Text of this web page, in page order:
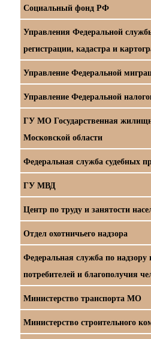
Социальный фонд РФ
Управления Федеральной
регистрации, кадастра и
Управление Федеральной
Управление Федеральной
ГУ МО Государственная
Московской области
Федеральная служба судебных
ГУ МВД
Центр по труду и занятости
Отдел охотничьего надзора
Федеральная служба по
потребителей и благополучия
Министерство транспорта МО
Министерство строительного